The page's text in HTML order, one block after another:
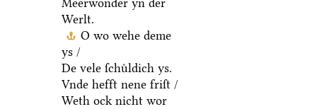
Meerwonder yn der
Werlt.
O wo wehe deme
ys /
De vele ſchuͤldich ys.
Vnde hefft nene friſt /
Weth ock nicht wor